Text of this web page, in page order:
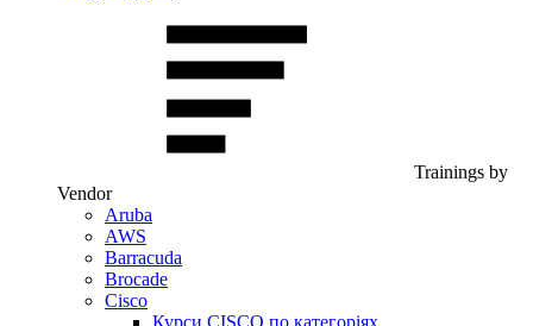
Trainings by
Vendor
Aruba
AWS
Barracuda
Brocade
Cisco
Курси CISCO по категоріях